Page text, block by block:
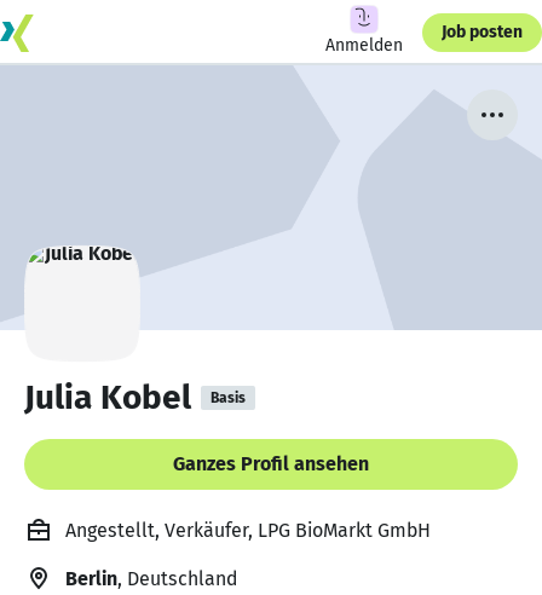
Anmelden
Job posten
Julia Kobel Basis
Ganzes Profil ansehen
Angestellt, Verkäufer, LPG BioMarkt GmbH
Berlin, Deutschland